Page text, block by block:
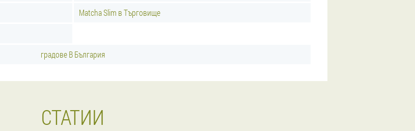
Matcha Slim в Търговище
градове В България
СТАТИИ